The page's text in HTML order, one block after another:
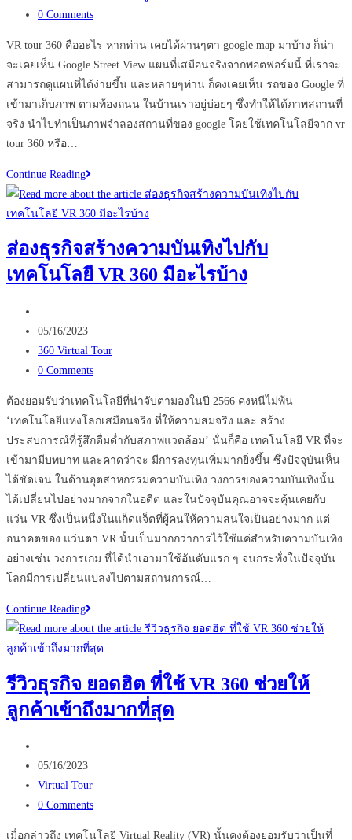
อสัง
หา
category:
Post
0 Comments
VR tour 360 คืออะไร หากท่าน เคยได้ผ่านๆตา google map มาบ้าง ก็น่า
จะเคยเห็น Google Street View แผนที่เสมือนจริงจากพอตฟอร์มนี้ ที่เราจะ
สามารถดูแผนที่ได้ง่ายขึ้น และหลายๆท่าน ก็คงเคยเห็น รถของ Google ที่
เข้ามาเก็บภาพ ตามท้องถนน ในบ้านเราอยู่บ่อยๆ ซึ่งทำให้ได้ภาพสถานที่
จริง นำไปทำเป็นภาพจำลองสถานที่ของ google โดยใช้เทคโนโลยีจาก vr
tour 360 หรือ…
Continue Readingเช็ค
ลิ
สต์
tour
360
รู้
ส่องธุรกิจสร้างความบันเทิงไปกับ
เทคโนโลยี VR 360 มีอะไรบ้าง
author:
Post
published:
05/16/2023
Post
category:
360 Virtual Tour
Post
0 Comments
ต้องยอมรับว่าเทคโนโลยีที่น่าจับตามองในปี 2566 คงหนีไม่พ้น
‘เทคโนโลยีแห่งโลกเสมือนจริง ที่ให้ความสมจริง และ สร้าง
ประสบการณ์ที่รู้สึกดื่มด่ำกับสภาพแวดล้อม’ นั่นก็คือ เทคโนโลยี VR ที่จะ
เข้ามามีบทบาท และคาดว่าจะ มีการลงทุนเพิ่มมากยิ่งขึ้น ซึ่งปัจจุบันเห็น
ได้ชัดเจน ในด้านอุตสาหกรรมความบันเทิง วงการของความบันเทิงนั้น
ได้เปลี่ยนไปอย่างมากจากในอดีต และในปัจจุบันคุณอาจจะคุ้นเคยกับ
แว่น VR ซึ่งเป็นหนึ่งในแก็ดแจ็ตที่ผู้คนให้ความสนใจเป็นอย่างมาก แต่
อนาคตของ แว่นตา VR นั้นเป็นมากกว่าการไว้ใช้แค่สำหรับความบันเทิง
อย่างเช่น วงการเกม ที่ได้นำเอามาใช้อันดับแรก ๆ จนกระทั่งในปัจจุบัน
โลกมีการเปลี่ยนแปลงไปตามสถานการณ์…
Continue Readingส่อง
ธุรกิจ
สร้าง
บันเทิง
ไป
VR
360
มี
รีวิวธุรกิจ ยอดฮิต ที่ใช้ VR 360 ช่วยให้
ลูกค้าเข้าถึงมากที่สุด
author:
Post
published:
05/16/2023
Post
category:
Virtual Tour
Post
0 Comments
เมื่อกล่าวถึง เทคโนโลยี Virtual Reality (VR) นั้นคงต้องยอมรับว่าเป็นที่